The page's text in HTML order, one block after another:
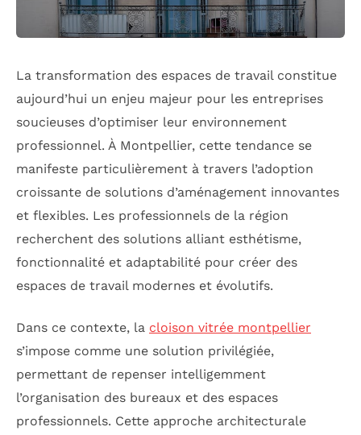
La transformation des espaces de travail constitue
aujourd’hui un enjeu majeur pour les entreprises
soucieuses d’optimiser leur environnement
professionnel. À Montpellier, cette tendance se
manifeste particulièrement à travers l’adoption
croissante de solutions d’aménagement innovantes
et flexibles. Les professionnels de la région
recherchent des solutions alliant esthétisme,
fonctionnalité et adaptabilité pour créer des
espaces de travail modernes et évolutifs.
Dans ce contexte, la cloison vitrée montpellier
s’impose comme une solution privilégiée,
permettant de repenser intelligemment
l’organisation des bureaux et des espaces
professionnels. Cette approche architecturale